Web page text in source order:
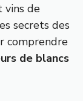
vins de
secrets des
comprendre
de blancs